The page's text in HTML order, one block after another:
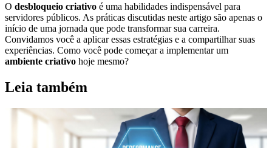
O desbloqueio criativo é uma habilidades indispensável para
servidores públicos. As práticas discutidas neste artigo são apenas o
início de uma jornada que pode transformar sua carreira.
Convidamos você a aplicar essas estratégias e a compartilhar suas
experiências. Como você pode começar a implementar um
ambiente criativo hoje mesmo?
Leia também